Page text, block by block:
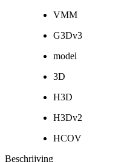
VMM
G3Dv3
model
3D
H3D
H3Dv2
HCOV
Beschrijving